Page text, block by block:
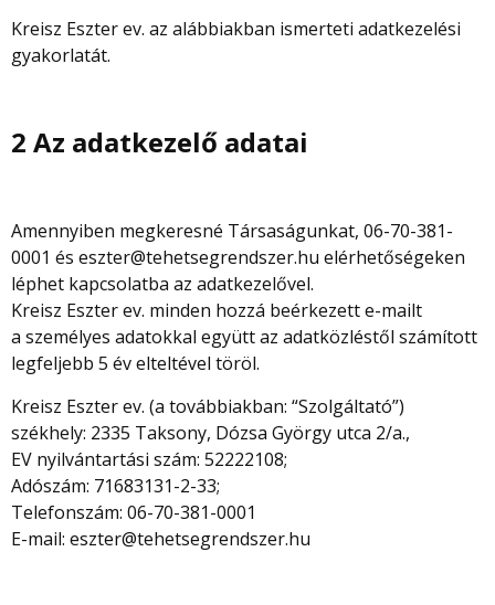
Kreisz Eszter ev. az alábbiakban ismerteti adatkezelési
gyakorlatát.
2 Az adatkezelő adatai
Amennyiben megkeresné Társaságunkat, 06-70-381-
0001 és eszter@tehetsegrendszer.hu elérhetőségeken
léphet kapcsolatba az adatkezelővel.
Kreisz Eszter ev. minden hozzá beérkezett e-mailt
a személyes adatokkal együtt az adatközléstől számított
legfeljebb 5 év elteltével töröl.
Kreisz Eszter ev. (a továbbiakban: “Szolgáltató”)
székhely: 2335 Taksony, Dózsa György utca 2/a.,
EV nyilvántartási szám: 52222108;
Adószám: 71683131-2-33;
Telefonszám: 06-70-381-0001
E-mail: eszter@tehetsegrendszer.hu